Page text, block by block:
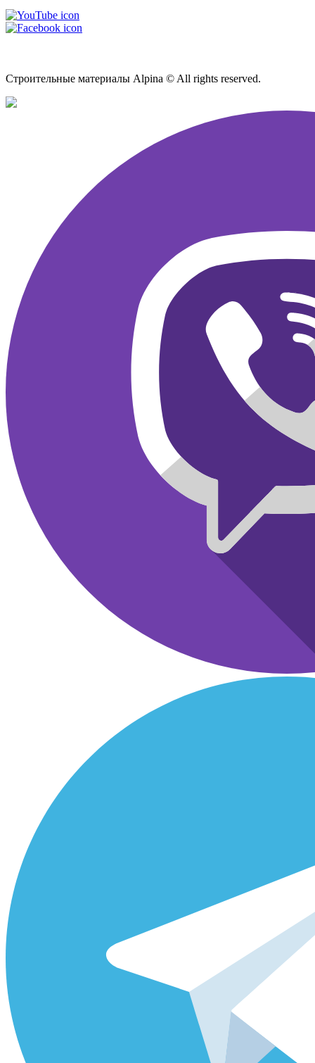
Строительные материалы Alpina © All rights reserved.